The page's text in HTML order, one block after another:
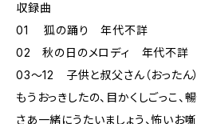
収録曲
01 狐の踊り 年代不詳
02 秋の日のメロディ 年代不詳
03～12 子供と叔父さん（おった
もうおっきしたの、目かくしごっこ、
さあ一緒にうたいましょう、怖いお噺